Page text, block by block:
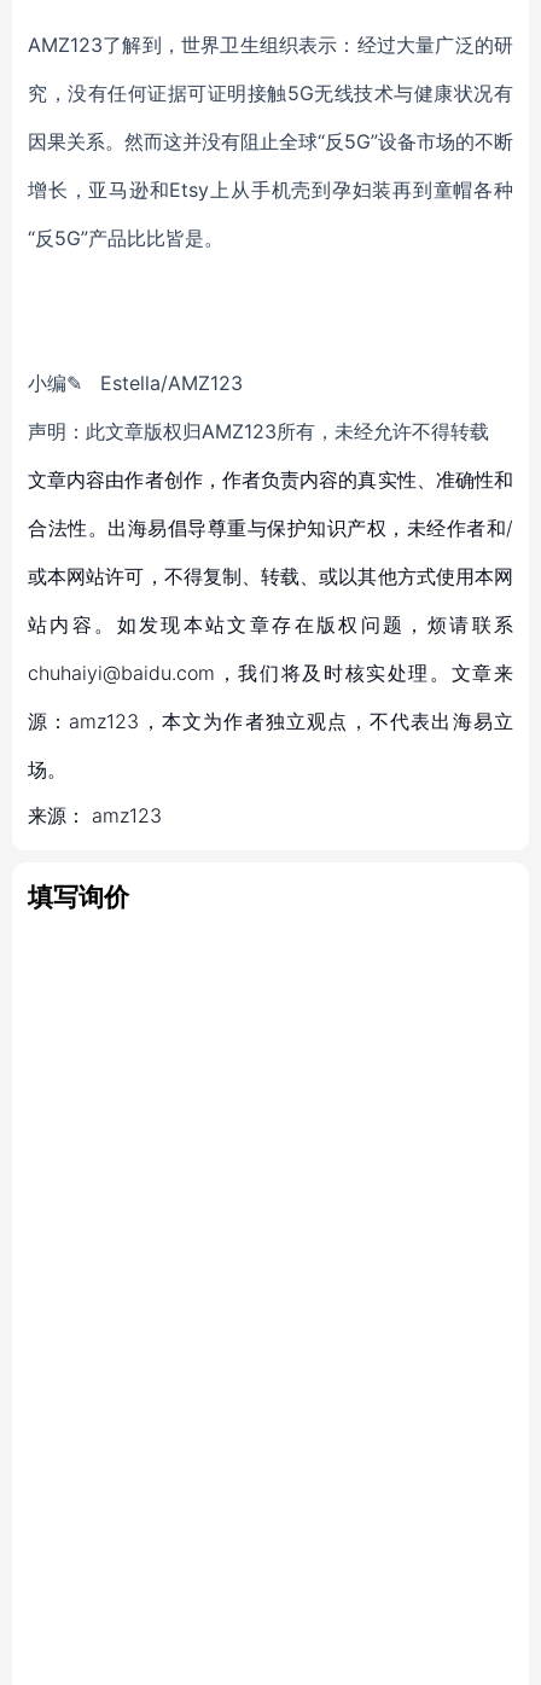
AMZ123了解到，世界卫生组织表示：经过大量广泛的研
究，没有任何证据可证明接触5G无线技术与健康状况有
因果关系。然而这并没有阻止全球“反5G”设备市场的不断
增长，亚马逊和Etsy上从手机壳到孕妇装再到童帽各种
“反5G”产品比比皆是。
小编✎ Estella/AMZ123
声明：此文章版权归AMZ123所有，未经允许不得转载
文章内容由作者创作，作者负责内容的真实性、准确性和
合法性。出海易倡导尊重与保护知识产权，未经作者和/
或本网站许可，不得复制、转载、或以其他方式使用本网
站内容。如发现本站文章存在版权问题，烦请联系
chuhaiyi@baidu.com，我们将及时核实处理。文章来
源：amz123，本文为作者独立观点，不代表出海易立
场。
来源： amz123
填写询价